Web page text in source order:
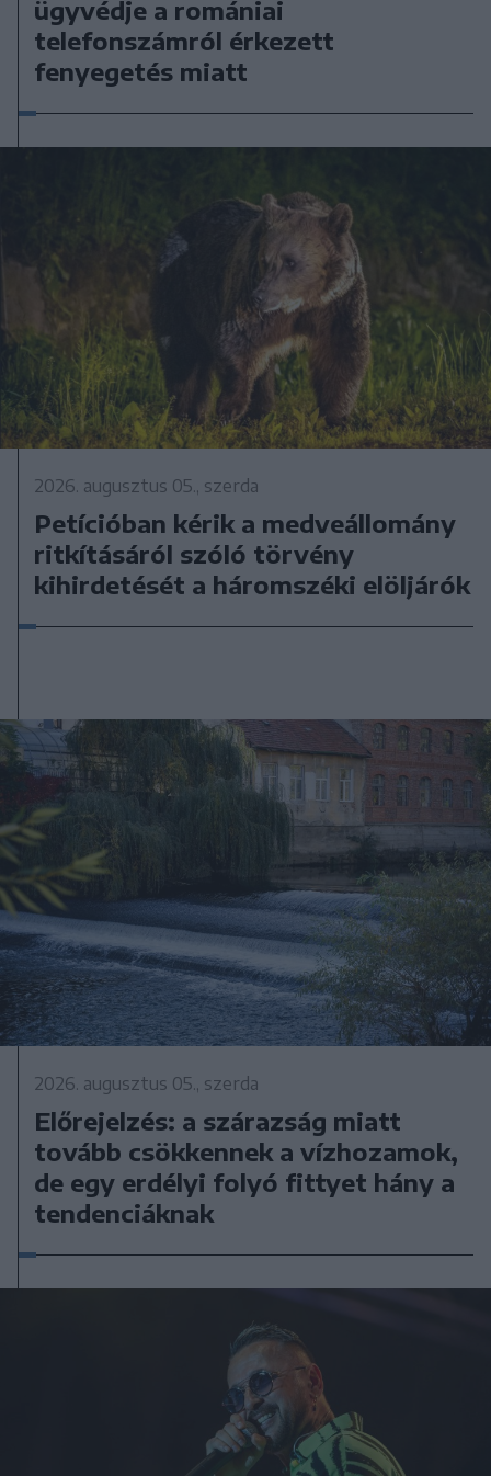
ügyvédje a romániai
telefonszámról érkezett
fenyegetés miatt
2026. augusztus 05., szerda
Petícióban kérik a medveállomány
ritkításáról szóló törvény
kihirdetését a háromszéki elöljárók
2026. augusztus 05., szerda
Előrejelzés: a szárazság miatt
tovább csökkennek a vízhozamok,
de egy erdélyi folyó fittyet hány a
tendenciáknak